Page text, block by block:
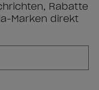
Rabatte
Marken direkt